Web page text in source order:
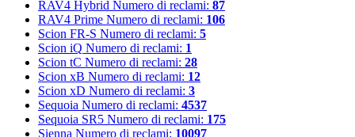
RAV4 Hybrid Numero di reclami: 87
RAV4 Prime Numero di reclami: 106
Scion FR-S Numero di reclami: 5
Scion iQ Numero di reclami: 1
Scion tC Numero di reclami: 28
Scion xB Numero di reclami: 12
Scion xD Numero di reclami: 3
Sequoia Numero di reclami: 4537
Sequoia SR5 Numero di reclami: 175
Sienna Numero di reclami: 10097